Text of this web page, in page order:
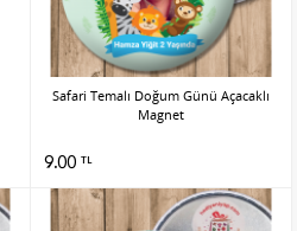
Safari Temalı Doğum Günü Açacaklı
Magnet
9.00 TL